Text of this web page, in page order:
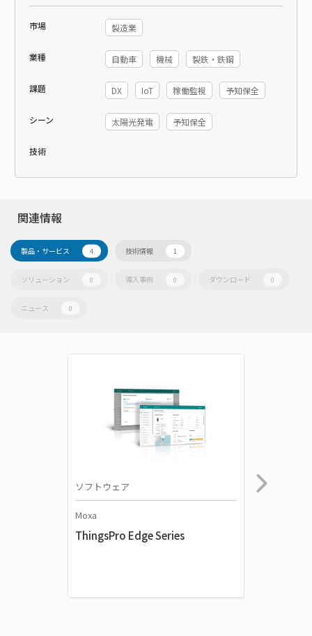
市場 製造業
業種 自動車 機械 製鉄・鉄鋼
課題 DX IoT 稼働監視 予知保全
シーン 太陽光発電 予知保全
技術
関連情報
製品・サービス 4 技術情報 1
ソリューション 0 導入事例 0 ダウンロード 0
ニュース 0
ソフトウェア
Moxa
ThingsPro Edge Series